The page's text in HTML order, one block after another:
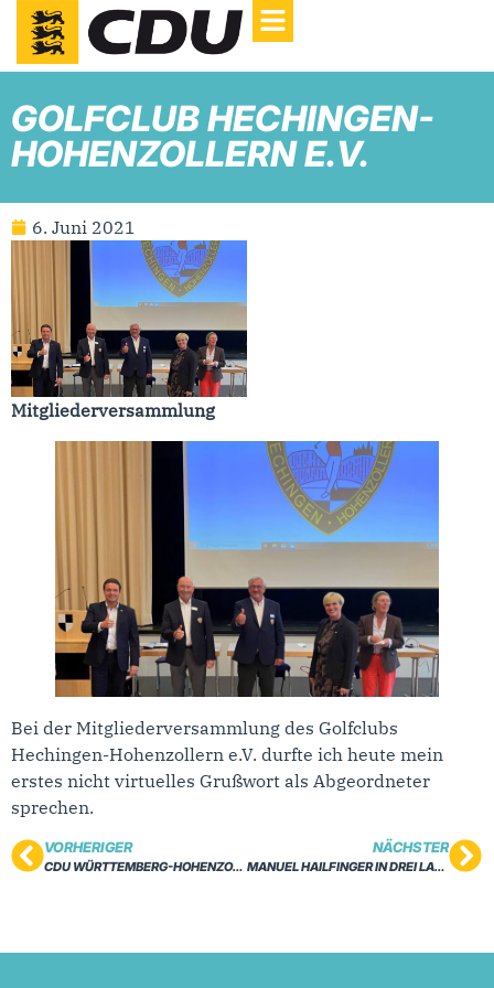
GOLFCLUB HECHINGEN-
HOHENZOLLERN E.V.
6. Juni 2021
Mitgliederversammlung
Bei der Mitgliederversammlung des Golfclubs
Hechingen-Hohenzollern e.V. durfte ich heute mein
erstes nicht virtuelles Grußwort als Abgeordneter
sprechen.
VORHERIGER
CDU WÜRTTEMBERG-HOHENZOLLERN NOMINIERT KANDIDATEN
NÄCHSTER
MANUEL HAILFINGER IN DREI LANDTAGSAUSSCHÜSSE GEWÄHLT